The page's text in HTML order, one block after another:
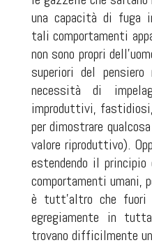
una capacità di fuga
tali comportamenti
non sono propri
superiori del
necessità di
improduttivi,
per dimostrare
valore riproduttivo).
estendendo il
comportamenti umani,
è tutt'altro che fuori
egregiamente in
trovano difficilmente